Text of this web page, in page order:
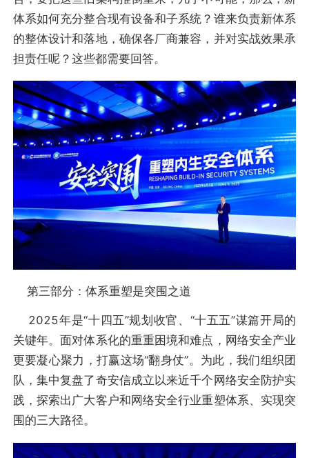
体系如何充分整合现有设备和子系统？谁来负责新体系
的整体设计和落地，确保各厂商兼容，并对实战效果承
担责任呢？这些都需要回答。
第三部分：体系重塑是突围之道
2025年是“十四五”规划收官、“十五五”谋篇开局的
关键年。面对体系化的重重困境和难点，网络安全产业
更要凝心聚力，打赢这场“翻身仗”。为此，我们组织团
队，集中复盘了奇安信成立以来近千个网络安全防护实
践，探索出广大客户和网络安全行业重塑体系、实现突
围的三大路径。